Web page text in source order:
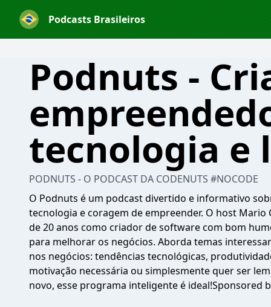
Podcasts Brasileiros
Podnuts -
tecnologia e
PODNUTS - O PODCAST DA CODENUTS #NOCODE
O Podnuts é um podcast divertido e informativo
tecnologia e coragem de empreender. O host
de 20 anos como criador de software com bom
para melhorar os negócios. Aborda temas
nos negócios: tendências tecnológicas,
motivação necessária ou simplesmente quer ser
novo, esse programa inteligente é ideal!Sponsored